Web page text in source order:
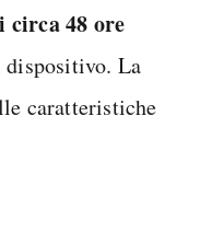
circa 48 ore
dispositivo. La
caratteristiche